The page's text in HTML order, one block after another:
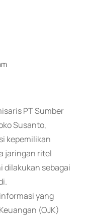
PT Sumber
Susanto,
kepemilikan
jaringan ritel
dilakukan sebagai
yang
(OJK)